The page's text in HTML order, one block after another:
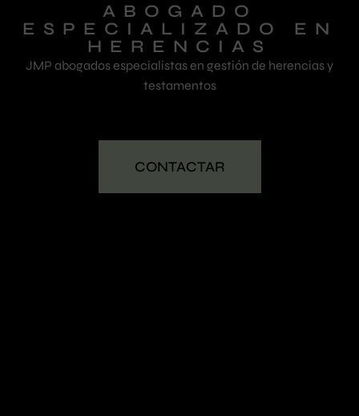
ABOGADO
ESPECIALIZADO EN
HERENCIAS
JMP abogados especialistas en gestión de herencias y
testamentos
CONTACTAR